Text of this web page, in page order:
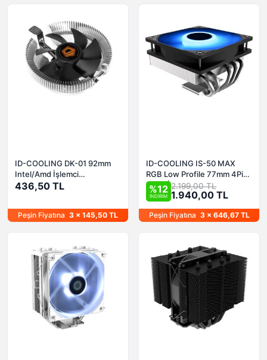
ID-COOLING DK-01 92mm
Intel/Amd İşlemci
soğutucusu
436,50 TL
Peşin Fiyatına 3 x 145,50 TL
ID-COOLING IS-50 MAX
RGB Low Profile 77mm 4Pin
PWM İşlemci Soğutucusu
%12
İNDİRİM
2.199,00 TL
1.940,00 TL
Peşin Fiyatına 3 x 646,67 TL